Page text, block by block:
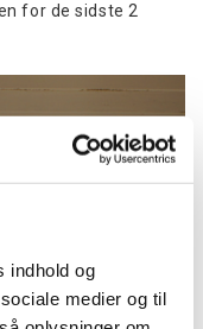
indhold og
medier og til
for de sidste 2